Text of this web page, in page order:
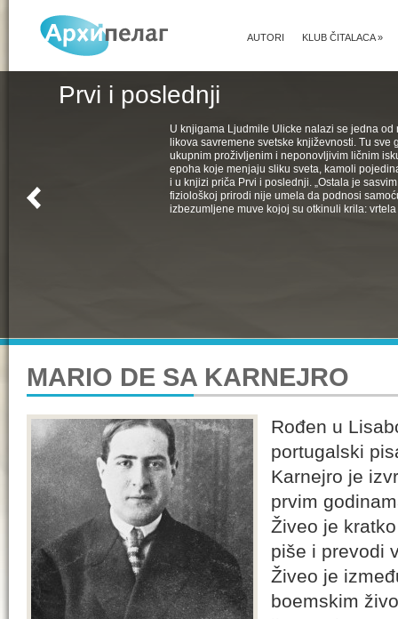
KLUB ČITALACA»
AUTORI
Prvi i poslednji
U knjigama Ljudmile Ulicke nalazi se jedna
likova savremene svetske književnosti. Tu sve
ukupnim proživljenim i neponovljivim ličnim
epoha koje menjaju sliku sveta, kamoli
i u knjizi priča Prvi i poslednji. „Ostala je
fiziološkoj prirodi nije umela da podnosi
izbezumljene muve kojoj su otkinuli krila:
MARIO DE SA KARNEJRO
Rođen u
portugalski
Karnejro je
prvim
Živeo je
piše i prevodi
Živeo je
boemskim